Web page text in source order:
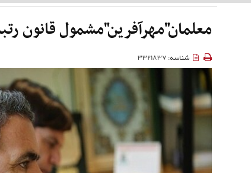
معلمان"مهرآفرین"مشمول قانون
شناسه: 3321837